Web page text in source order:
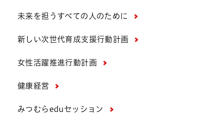
未来を担うすべての人のために
新しい次世代育成支援行動計画
女性活躍推進行動計画
健康経営
みつむらeduセッション